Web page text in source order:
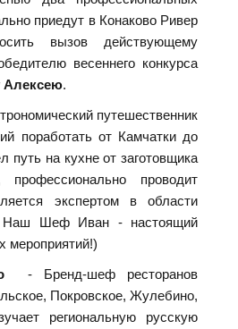
приедут в Конаково Ривер
вызов действующему
весеннего конкурса
Алексею.
путешественник
поработать от Камчатки до
на кухне от заготовщика
проводит
экспертом в области
Наш Шеф Иван - настоящий
мероприятий!)
- Бренд-шеф ресторанов
Покровское, Жулебино,
региональную русскую